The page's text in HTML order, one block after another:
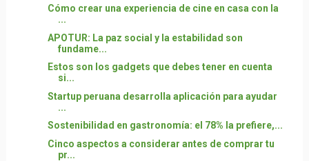
Cómo crear una experiencia de cine en casa con la
...
APOTUR: La paz social y la estabilidad son
fundame...
Estos son los gadgets que debes tener en cuenta
si...
Startup peruana desarrolla aplicación para ayudar
...
Sostenibilidad en gastronomía: el 78% la prefiere,...
Cinco aspectos a considerar antes de comprar tu
pr...